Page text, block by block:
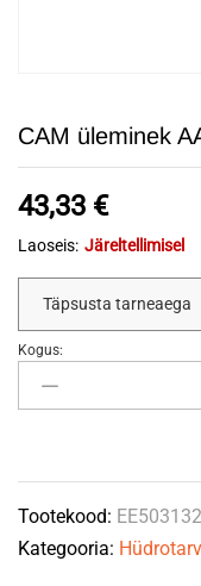
CAM üleminek
43,33 €
Laoseis: Järeltellimisel
Täpsusta tarneaega
CAM
üleminek
quantity
Kogus:
Tootekood:
Kategooria: